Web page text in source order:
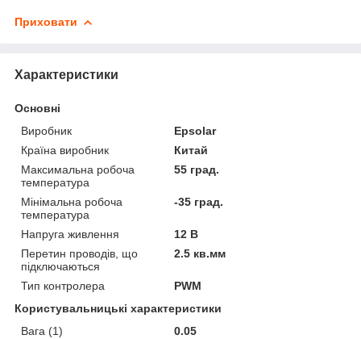
Приховати
Характеристики
Основні
Виробник
Epsolar
Країна виробник
Китай
Максимальна робоча
температура
55 град.
Мінімальна робоча
температура
-35 град.
Напруга живлення
12 В
Перетин проводів, що
підключаються
2.5 кв.мм
Тип контролера
PWM
Користувальницькі характеристики
Вага (1)
0.05